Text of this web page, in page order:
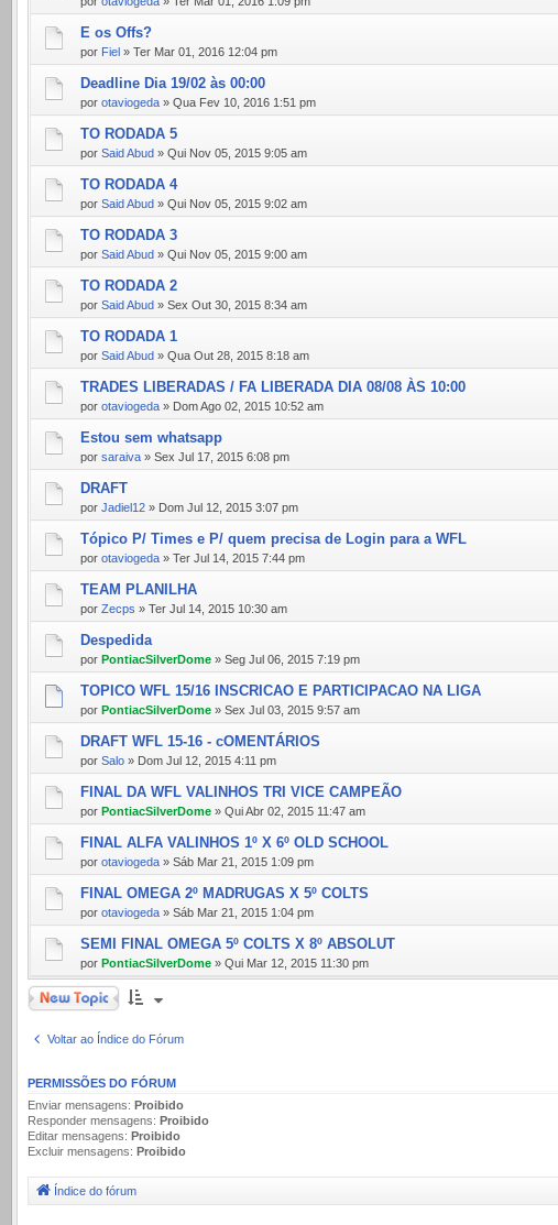
E os Offs?
por Fiel » Ter Mar 01, 2016 12:04 pm
Deadline Dia 19/02 às 00:00
por otaviogeda » Qua Fev 10, 2016 1:51 pm
TO RODADA 5
por Said Abud » Qui Nov 05, 2015 9:05 am
TO RODADA 4
por Said Abud » Qui Nov 05, 2015 9:02 am
TO RODADA 3
por Said Abud » Qui Nov 05, 2015 9:00 am
TO RODADA 2
por Said Abud » Sex Out 30, 2015 8:34 am
TO RODADA 1
por Said Abud » Qua Out 28, 2015 8:18 am
TRADES LIBERADAS / FA LIBERADA DIA 08/08 ÀS 10:00
por otaviogeda » Dom Ago 02, 2015 10:52 am
Estou sem whatsapp
por saraiva » Sex Jul 17, 2015 6:08 pm
DRAFT
por Jadiel12 » Dom Jul 12, 2015 3:07 pm
Tópico P/ Times e P/ quem precisa de Login para a WFL
por otaviogeda » Ter Jul 14, 2015 7:44 pm
TEAM PLANILHA
por Zecps » Ter Jul 14, 2015 10:30 am
Despedida
por PontiacSilverDome » Seg Jul 06, 2015 7:19 pm
TOPICO WFL 15/16 INSCRICAO E PARTICIPACAO NA LIGA
por PontiacSilverDome » Sex Jul 03, 2015 9:57 am
DRAFT WFL 15-16 - cOMENTÁRIOS
por Salo » Dom Jul 12, 2015 4:11 pm
FINAL DA WFL VALINHOS TRI VICE CAMPEÃO
por PontiacSilverDome » Qui Abr 02, 2015 11:47 am
FINAL ALFA VALINHOS 1º X 6º OLD SCHOOL
por otaviogeda » Sáb Mar 21, 2015 1:09 pm
FINAL OMEGA 2º MADRUGAS X 5º COLTS
por otaviogeda » Sáb Mar 21, 2015 1:04 pm
SEMI FINAL OMEGA 5º COLTS X 8º ABSOLUT
por PontiacSilverDome » Qui Mar 12, 2015 11:30 pm
Novo Tópico
Voltar ao Índice do Fórum
PERMISSÕES DO FÓRUM
Enviar mensagens: Proibido
Responder mensagens: Proibido
Editar mensagens: Proibido
Excluir mensagens: Proibido
Índice do fórum